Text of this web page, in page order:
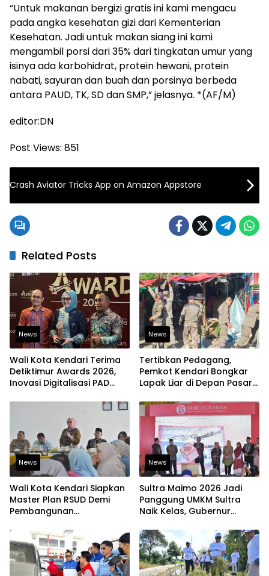
“Untuk makanan bergizi gratis ini kami mengacu
pada angka kesehatan gizi dari Kementerian
Kesehatan. Jadi untuk makan siang ini kami
mengambil porsi dari 35% dari tingkatan umur yang
isinya ada karbohidrat, protein hewani, protein
nabati, sayuran dan buah dan porsinya berbeda
antara PAUD, TK, SD dan SMP,” jelasnya. *(AF/M)
editor:DN
Post Views: 851
Crash Aviator Tricks App on Amazon Appstore
Related Posts
News
Wali Kota Kendari Terima
Detiktimur Awards 2026,
Inovasi Digitalisasi PAD
News
Tertibkan Pedagang,
Pemkot Kendari Bongkar
Lapak Liar di Depan Pasar
News
Wali Kota Kendari Siapkan
Master Plan RSUD Demi
Pembangunan
News
Sultra Maimo 2026 Jadi
Panggung UMKM Sultra
Naik Kelas, Gubernur
Tembus Pasar Ekspor